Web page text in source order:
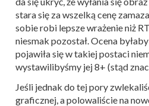
stara się za wszelką cenę
sobie robi lepsze wrażenie niż
niesmak pozostał. Ocena
pojawiła się w takiej postaci
wystawilibyśmy jej 8+ (stąd
Jeśli jednak do tej pory
graficznej, a polowaliście na